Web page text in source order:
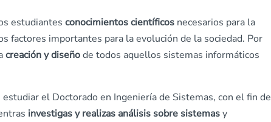
estudiantes conocimientos científicos necesarios para la
factores importantes para la evolución de la sociedad. Por
creación y diseñode todos aquellos sistemas informáticos
el Doctorado en Ingeniería de Sistemas, con el fin de
investigas y realizas análisissobre sistemasy